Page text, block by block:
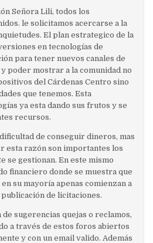
Señora Lili, todos los
le solicitamos acercarse a la
El plan estrategico de la
en tecnologías de
para tener nuevos canales de
poder mostrar a la comunidad no
del Cárdenas Centro sino
que tenemos. Esta
ya esta dando sus frutos y se
recursos.
de conseguir dineros, mas
esta razón son importantes los
se gestionan. En este mismo
financiero donde se muestra que
su mayoría apenas comienzan a
de licitaciones.
sugerencias quejas o reclamos,
a través de estos foros abiertos
y con un email valido. Además